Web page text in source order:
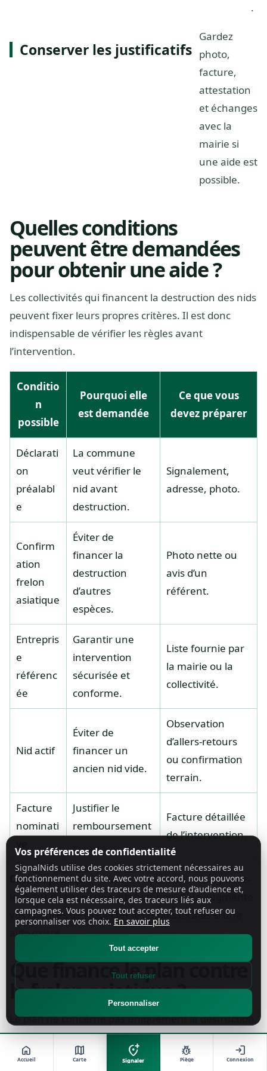
.
Conserver les justificatifs
Gardez
photo,
facture,
attestation
et échanges
avec la
mairie si
une aide est
possible.
Quelles conditions
peuvent être demandées
pour obtenir une aide ?
Les collectivités qui financent la destruction des nids
peuvent fixer leurs propres critères. Il est donc
indispensable de vérifier les règles avant
l’intervention.
Conditio
n
possible
Pourquoi elle
est demandée
Ce que vous
devez préparer
Déclarati
on
préalabl
e
La commune
veut vérifier le
nid avant
destruction.
Signalement,
adresse, photo.
Confirm
ation
frelon
asiatique
Éviter de
financer la
destruction
d’autres
espèces.
Photo nette ou
avis d’un
référent.
Entrepris
e
référenc
ée
Garantir une
intervention
sécurisée et
conforme.
Liste fournie par
la mairie ou la
collectivité.
Nid actif
Éviter de
financer un
ancien nid vide.
Observation
d’allers-retours
ou confirmation
terrain.
Facture
nominati
Justifier le
remboursement
Facture détaillée
de l’intervention.
Conseil pratique :si vous trouvez un nid, signalez-
le avant de payer une intervention. Cela augmente
vos chances de respecter les règles locales si une
aide existe.
Que finance le plan contre
le frelon asiatique ?
Le plan ne concerne pas uniquement la destruction
des nids. Il vise une stratégie plus large : mieux
connaître, mieux prévenir, mieux intervenir et
home
Accueil
map
Carte
add_location_alt
Signaler
pest_control
Piège
login
Connexion
Vos préférences de confidentialité
SignalNids utilise des cookies strictement nécessaires au
fonctionnement du site. Avec votre accord, nous pouvons
également utiliser des traceurs de mesure d’audience et,
lorsque cela est nécessaire, des traceurs liés aux
campagnes. Vous pouvez tout accepter, tout refuser ou
personnaliser vos choix. En savoir plus
Tout accepter
Tout refuser
Personnaliser